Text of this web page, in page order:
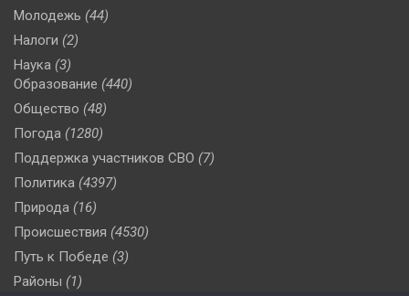
Молодежь (44)
Налоги (2)
Наука (3)
Образование (440)
Общество (48)
Погода (1280)
Поддержка участников СВО (7)
Политика (4397)
Природа (16)
Происшествия (4530)
Путь к Победе (3)
Районы (1)